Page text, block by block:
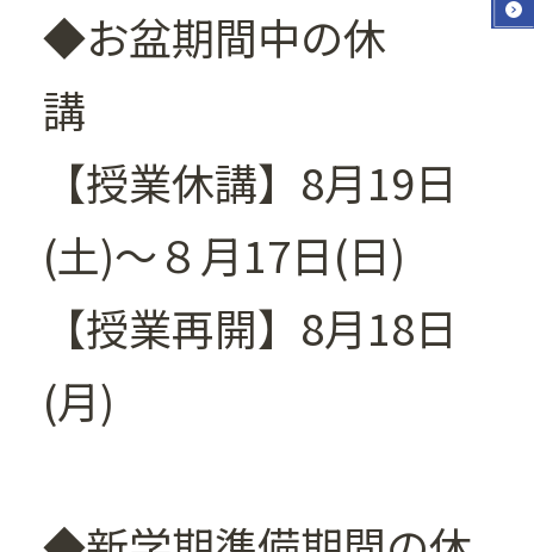
◆お盆期間中の休
講
【授業休講】8月19日
(土)～８月17日(日)
【授業再開】8月18日
(月)